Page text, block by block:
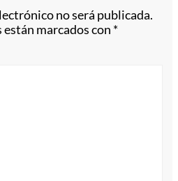
no será publicada.
marcados con *